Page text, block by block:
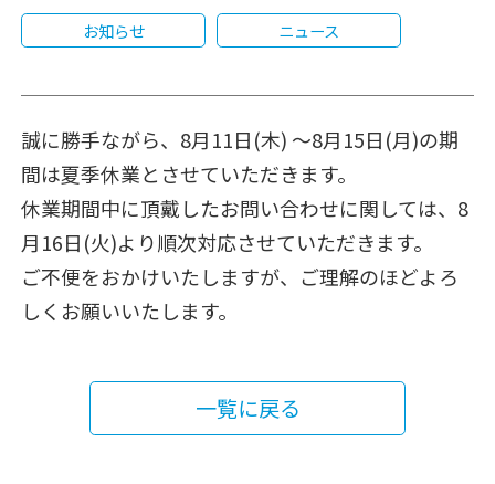
お知らせ ニュース
誠に勝手ながら、8月11日(木) 〜8月15日(月)の期
間は夏季休業とさせていただきます。
休業期間中に頂戴したお問い合わせに関しては、8
月16日(火)より順次対応させていただきます。
ご不便をおかけいたしますが、ご理解のほどよろ
しくお願いいたします。
一覧に戻る